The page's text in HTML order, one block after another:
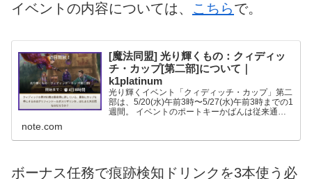
イベントの内容については、 こちらで。
[魔法同盟] 光り輝くもの：クィディッ
チ・カップ[第二部]について｜
k1platinum
光り輝くイベント「クィディッチ・カップ」第二
部は、5/20(水)午前3時〜5/27(水)午前3時までの1
週間。 イベントのポートキーかばんは従来通り
note.com
ボーナス任務で痕跡検知ドリンクを3本使う必